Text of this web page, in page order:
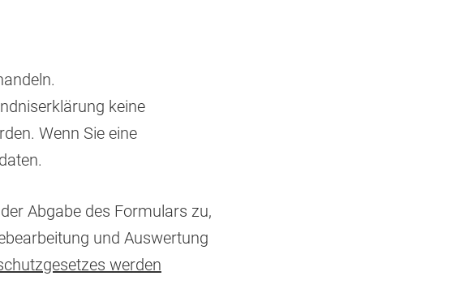
keine
Wenn Sie eine
Abgabe des Formulars zu,
und Auswertung
werden